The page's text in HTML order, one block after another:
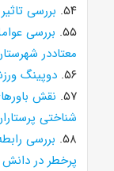
۵۴. بررسی
۵۵. بررسی
معتاددر
۵۶. دوپینگ
۵۷. نقش
شناختی
۵۸. بررسی
پرخطر در